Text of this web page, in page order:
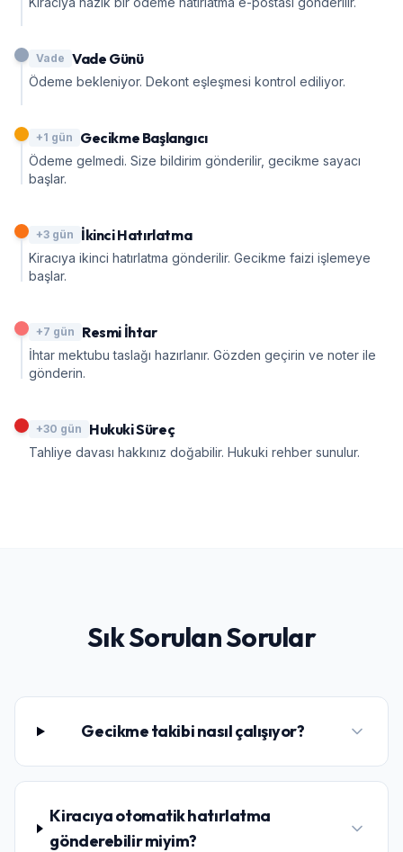
Vade Vade Günü
Ödeme bekleniyor. Dekont eşleşmesi kontrol ediliyor.
+1 gün Gecikme Başlangıcı
Ödeme gelmedi. Size bildirim gönderilir, gecikme sayacı
başlar.
+3 gün İkinci Hatırlatma
Kiracıya ikinci hatırlatma gönderilir. Gecikme faizi işlemeye
başlar.
+7 gün Resmi İhtar
İhtar mektubu taslağı hazırlanır. Gözden geçirin ve noter ile
gönderin.
+30 gün Hukuki Süreç
Tahliye davası hakkınız doğabilir. Hukuki rehber sunulur.
Sık Sorulan Sorular
Gecikme takibi nasıl çalışıyor?
Kiracıya otomatik hatırlatma
gönderebilir miyim?